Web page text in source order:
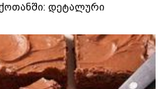
დეტალური